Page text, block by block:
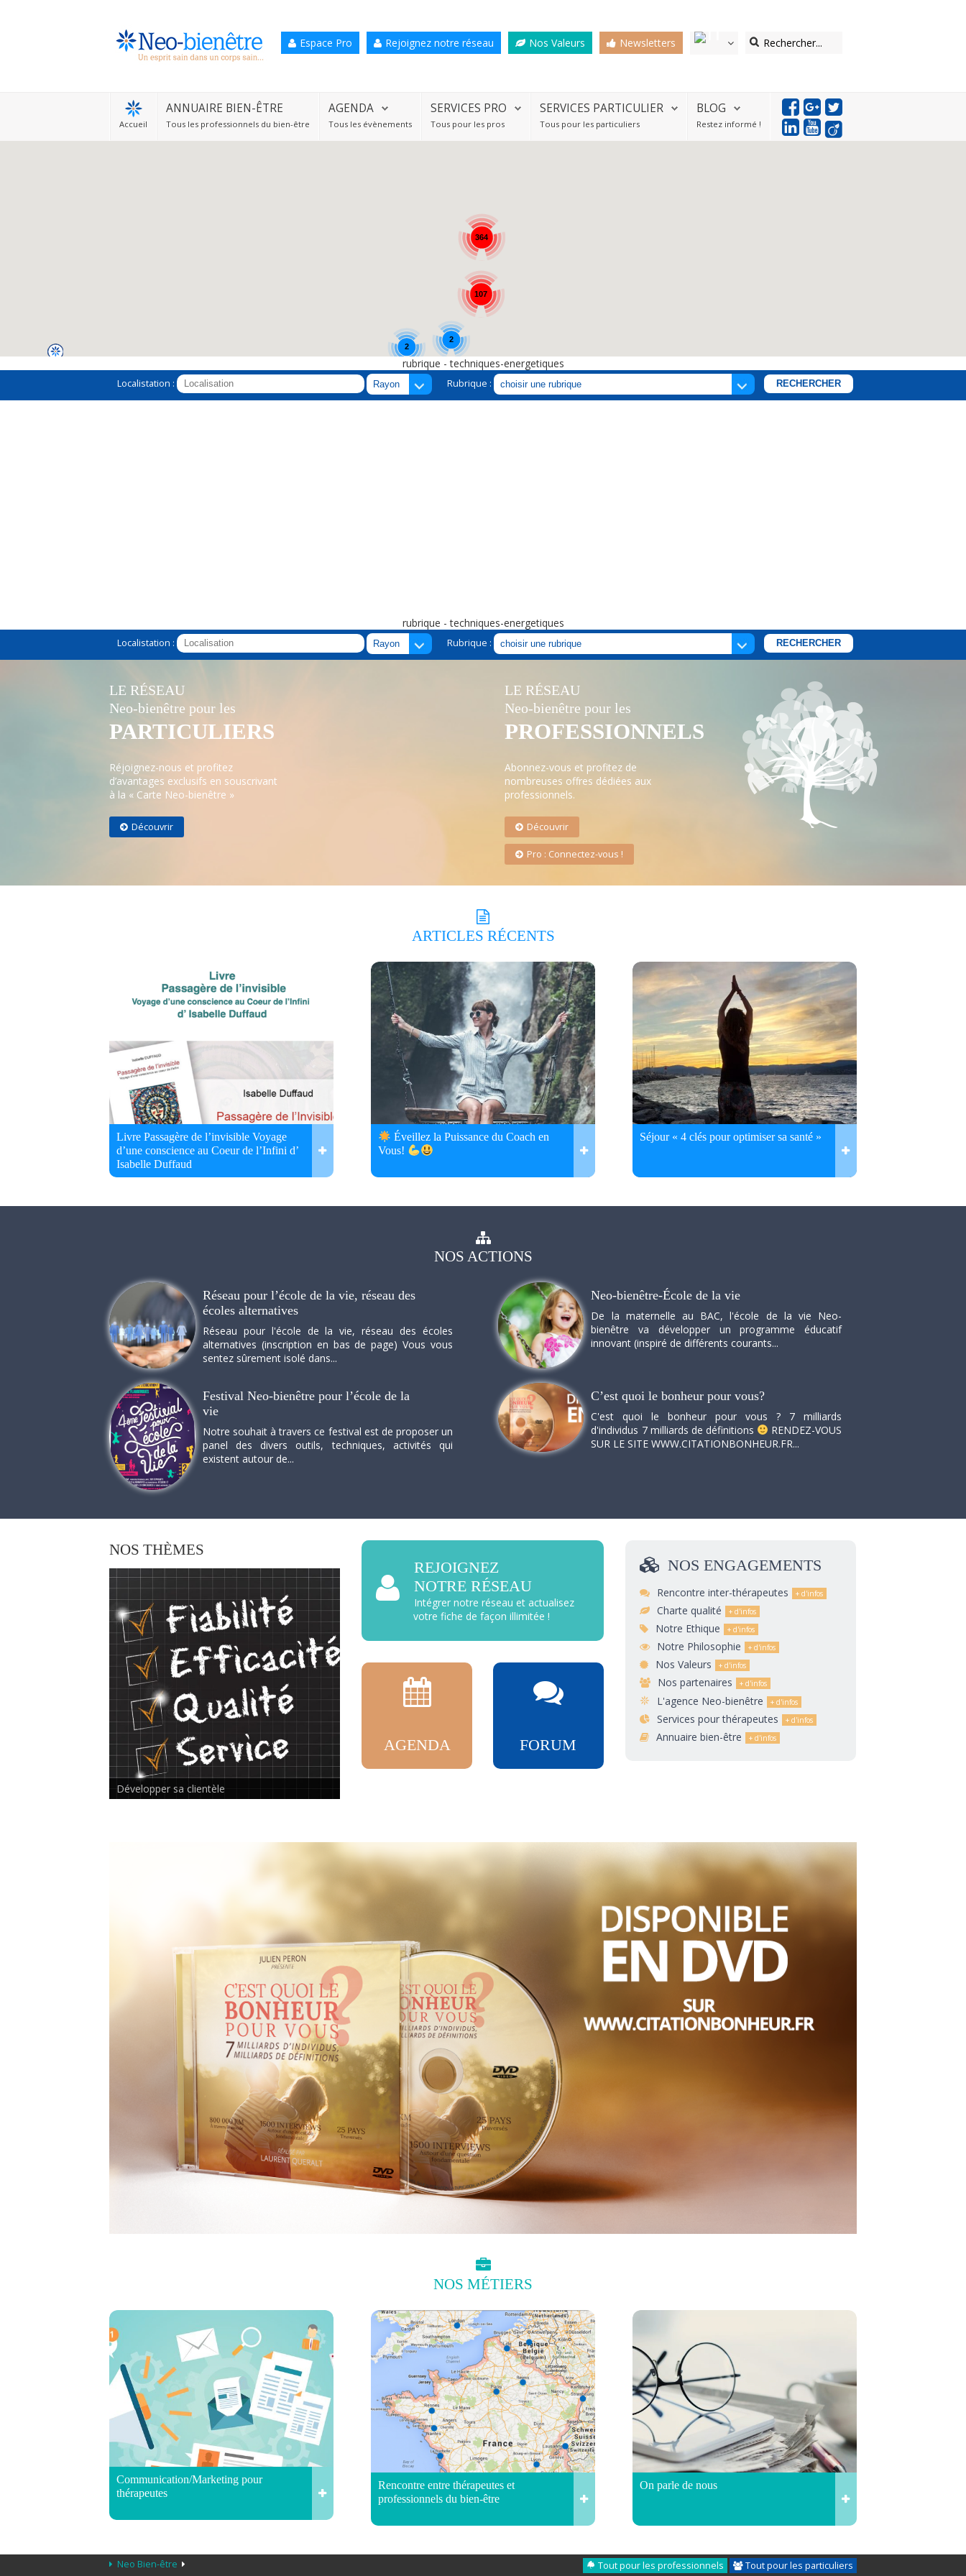
Espace Pro Rejoignez notre réseau Nos Valeurs Newsletters
Accueil
ANNUAIRE BIEN-ÊTRE
Tous les professionnels du bien-être
AGENDA
Tous les évènements
SERVICES PRO
Tous pour les pros
SERVICES PARTICULIER
Tous pour les particuliers
BLOG
Restez informé !
364
107
2
2
rubrique - techniques-energetiques
Localistation : Rubrique :
rubrique - techniques-energetiques
Localistation : Rubrique :
LE RÉSEAU
Neo-bienêtre pour les
PARTICULIERS
Réjoignez-nous et profitez
d’avantages exclusifs en souscrivant
à la « Carte Neo-bienêtre »
Découvrir
LE RÉSEAU
Neo-bienêtre pour les
PROFESSIONNELS
Abonnez-vous et profitez de
nombreuses offres dédiées aux
professionnels.
Découvrir
Pro : Connectez-vous !
ARTICLES RÉCENTS
Livre Passagère de l’invisible Voyage
d’une conscience au Coeur de l’Infini d’
Isabelle Duffaud
Éveillez la Puissance du Coach en
Vous!
Séjour « 4 clés pour optimiser sa santé »
NOS ACTIONS
Réseau pour l’école de la vie, réseau des
écoles alternatives
Réseau pour l'école de la vie, réseau des écoles
alternatives (inscription en bas de page) Vous vous
sentez sûrement isolé dans...
Neo-bienêtre-École de la vie
De la maternelle au BAC, l'école de la vie Neo-
bienêtre va développer un programme éducatif
innovant (inspiré de différents courants...
Festival Neo-bienêtre pour l’école de la
vie
Notre souhait à travers ce festival est de proposer un
panel des divers outils, techniques, activités qui
existent autour de...
C’est quoi le bonheur pour vous?
C'est quoi le bonheur pour vous ? 7 milliards
d'individus 7 milliards de définitions
RENDEZ-VOUS
SUR LE SITE WWW.CITATIONBONHEUR.FR...
NOS THÈMES
Rencontre inter-thérapeutes
REJOIGNEZ
NOTRE RÉSEAU
Intégrer notre réseau et actualisez
votre fiche de façon illimitée !
AGENDA FORUM
NOS ENGAGEMENTS
Rencontre inter-thérapeutes
Charte qualité
Notre Ethique
Notre Philosophie
Nos Valeurs
Nos partenaires
L'agence Neo-bienêtre
Services pour thérapeutes
Annuaire bien-être
NOS MÉTIERS
Communication/Marketing pour
thérapeutes
Rencontre entre thérapeutes et
professionnels du bien-être
On parle de nous
Neo Bien-être Tout pour les professionnels Tout pour les particuliers